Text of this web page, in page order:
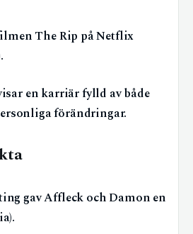
The Rip på Netflix
en karriär fylld av både
förändringar.
gav Affleck och Damon en